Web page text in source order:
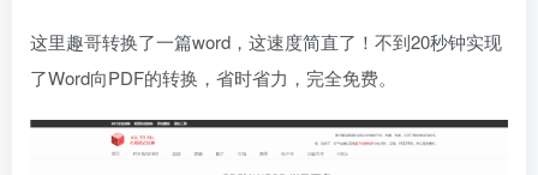
这里趣哥转换了一篇word，这速度简直了！不到20秒钟实现
了Word向PDF的转换，省时省力，完全免费。